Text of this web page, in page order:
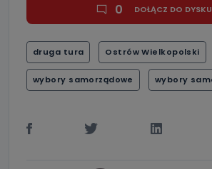
0 DOŁĄCZ DO
druga tura Ostrów Wielkopolski
wybory samorządowe wybory